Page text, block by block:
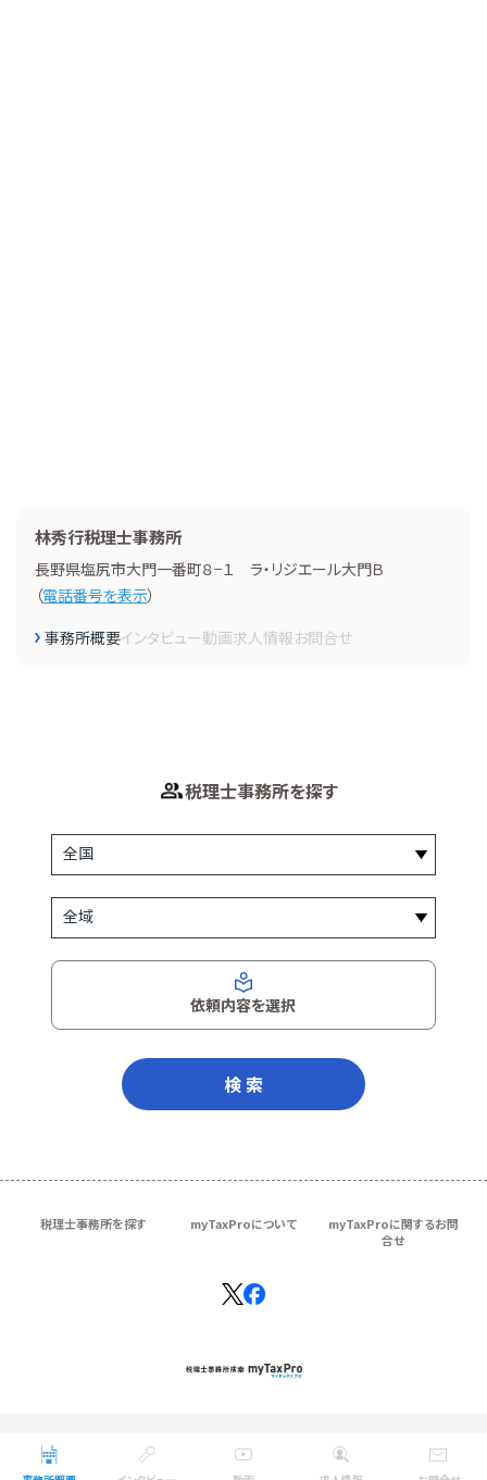
林秀行税理士事務所
長野県塩尻市大門一番町８−１ ラ・リジエール大門Ｂ
（電話番号を表示）
事務所概要インタビュー動画求人情報お問合せ
税理士事務所を探す
依頼内容を選択
検 索
税理士事務所を探す myTaxProについて
myTaxProに関するお問
合せ
Copyright © ＴＫＣ Corporation
All Rights Reserved.